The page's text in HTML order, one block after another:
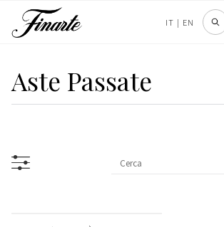
IT | EN
Aste Passate